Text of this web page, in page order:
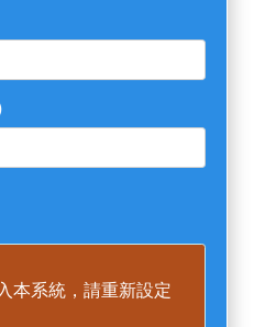
本系統，請重新設定